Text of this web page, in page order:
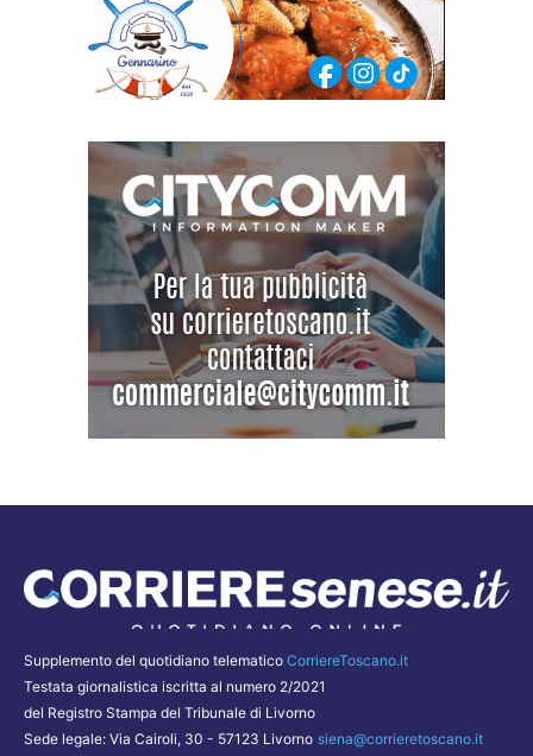
Supplemento del quotidiano telematico CorriereToscano.it
Testata giornalistica iscritta al numero 2/2021
del Registro Stampa del Tribunale di Livorno
Sede legale: Via Cairoli, 30 - 57123 Livorno siena@corrieretoscano.it